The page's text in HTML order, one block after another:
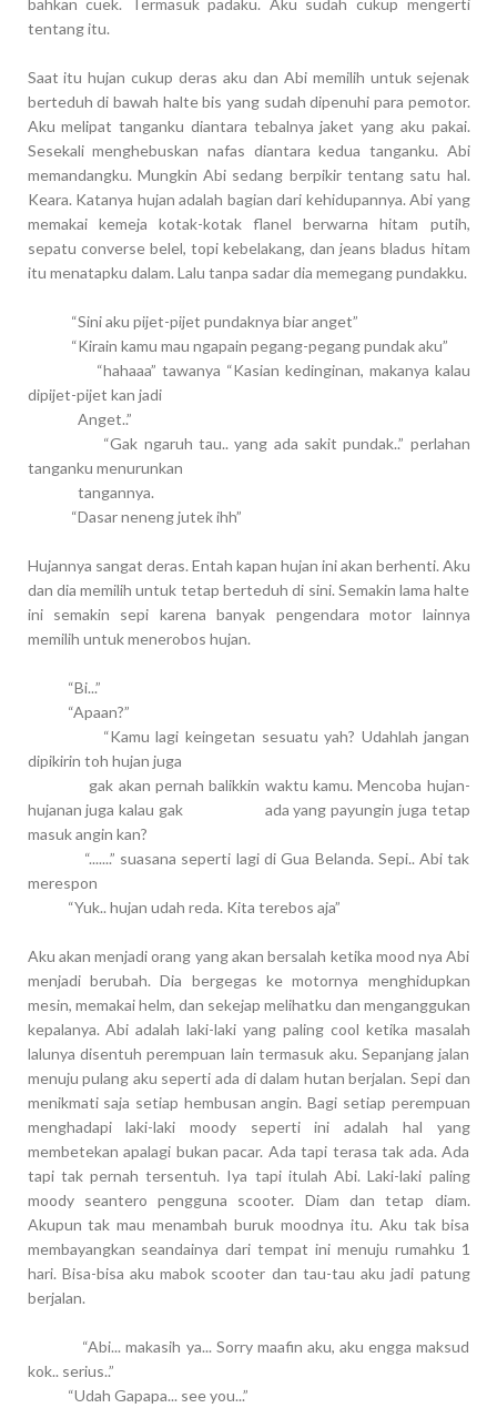
tentang itu.
Saat itu hujan cukup deras aku dan Abi memilih untuk sejenak
berteduh di bawah halte bis yang sudah dipenuhi para pemotor.
Aku melipat tanganku diantara tebalnya jaket yang aku pakai.
Sesekali menghebuskan nafas diantara kedua tanganku. Abi
memandangku. Mungkin Abi sedang berpikir tentang satu hal.
Keara. Katanya hujan adalah bagian dari kehidupannya. Abi yang
memakai kemeja kotak-kotak flanel berwarna hitam putih,
sepatu converse belel, topi kebelakang, dan jeans bladus hitam
itu menatapku dalam. Lalu tanpa sadar dia memegang pundakku.
“Sini aku pijet-pijet pundaknya biar anget”
“Kirain kamu mau ngapain pegang-pegang pundak aku”
“hahaaa” tawanya “Kasian kedinginan, makanya kalau
dipijet-pijet kan jadi
Anget..”
“Gak ngaruh tau.. yang ada sakit pundak..” perlahan
tanganku menurunkan
tangannya.
“Dasar neneng jutek ihh”
Hujannya sangat deras. Entah kapan hujan ini akan berhenti. Aku
dan dia memilih untuk tetap berteduh di sini. Semakin lama halte
ini semakin sepi karena banyak pengendara motor lainnya
memilih untuk menerobos hujan.
“Bi...”
“Apaan?”
“Kamu lagi keingetan sesuatu yah? Udahlah jangan
dipikirin toh hujan juga
gak akan pernah balikkin waktu kamu. Mencoba hujan-
hujanan juga kalau gak ada yang payungin juga tetap
masuk angin kan?
“.......” suasana seperti lagi di Gua Belanda. Sepi.. Abi tak
merespon
“Yuk.. hujan udah reda. Kita terebos aja”
Aku akan menjadi orang yang akan bersalah ketika mood nya Abi
menjadi berubah. Dia bergegas ke motornya menghidupkan
mesin, memakai helm, dan sekejap melihatku dan menganggukan
kepalanya. Abi adalah laki-laki yang paling cool ketika masalah
lalunya disentuh perempuan lain termasuk aku. Sepanjang jalan
menuju pulang aku seperti ada di dalam hutan berjalan. Sepi dan
menikmati saja setiap hembusan angin. Bagi setiap perempuan
menghadapi laki-laki moody seperti ini adalah hal yang
membetekan apalagi bukan pacar. Ada tapi terasa tak ada. Ada
tapi tak pernah tersentuh. Iya tapi itulah Abi. Laki-laki paling
moody seantero pengguna scooter. Diam dan tetap diam.
Akupun tak mau menambah buruk moodnya itu. Aku tak bisa
membayangkan seandainya dari tempat ini menuju rumahku 1
hari. Bisa-bisa aku mabok scooter dan tau-tau aku jadi patung
berjalan.
“Abi... makasih ya... Sorry maafin aku, aku engga maksud
kok.. serius..”
“Udah Gapapa... see you...”